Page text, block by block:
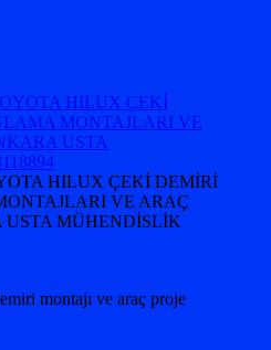
HILUX ÇEKİ DEMİRİ
VE ARAÇ
USTA MÜHENDİSLİK
montajı ve araç proje